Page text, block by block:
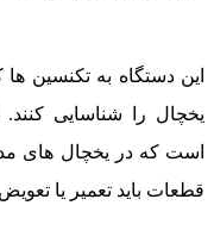
این دستگاه به تکنسین
یخچال را شناسایی کنند.
است که در یخچال های
قطعات باید تعمیر یا تعویض